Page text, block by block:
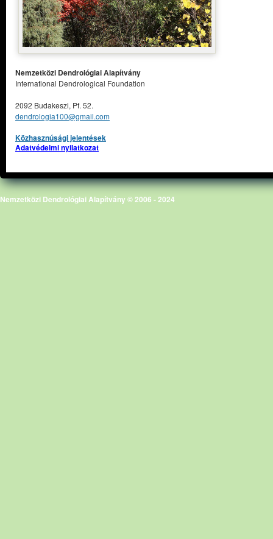
Nemzetközi Dendrológiai Alapítvány
International Dendrological Foundation
2092 Budakeszi, Pf. 52.
dendrologia100@gmail.com
Közhasznúsági jelentések
Adatvédelmi nyilatkozat
Nemzetközi Dendrológiai Alapítvány © 2006 - 2024